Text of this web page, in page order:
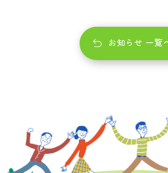
お知らせ 一覧